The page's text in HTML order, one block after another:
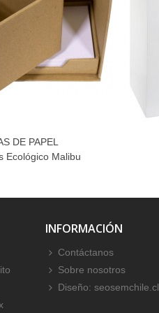
DE PAPEL
Ecológico Malibu
INFORMACIÓN
Contáctanos
Sobre nosotros
Diseño: seosemchile.cl